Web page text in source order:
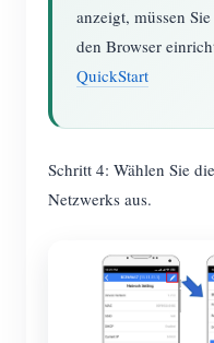
anzeigt, müssen
den Browser
QuickStart
Schritt 4: Wählen Sie
Netzwerks aus.